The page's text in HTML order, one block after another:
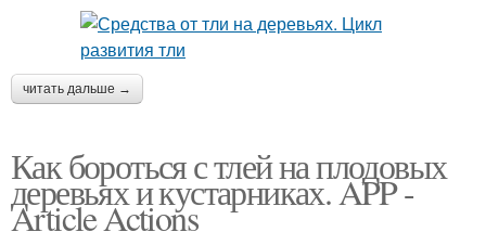
читать дальше →
Как бороться с тлей на плодовых
деревьях и кустарниках. APP -
Article Actions